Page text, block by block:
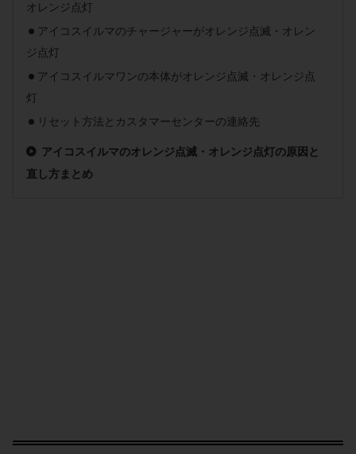
オレンジ点灯
アイコスイルマのチャージャーがオレンジ点滅・オレン
ジ点灯
アイコスイルマワンの本体がオレンジ点滅・オレンジ点
灯
リセット方法とカスタマーセンターの連絡先
アイコスイルマのオレンジ点滅・オレンジ点灯の原因と
直し方まとめ